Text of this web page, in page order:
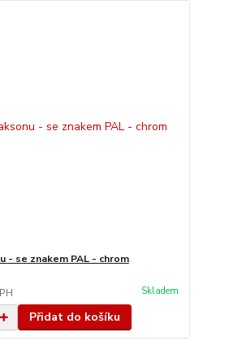
- se znakem PAL - chrom
Skladem
Přidat do košíku